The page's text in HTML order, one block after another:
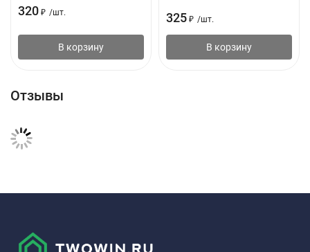
320 ₽ /шт.
В корзину
325 ₽ /шт.
В корзину
Отзывы